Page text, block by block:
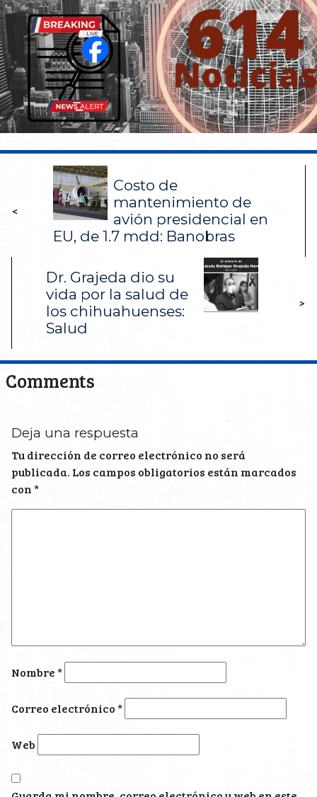
<
Costo de
mantenimiento de
avión presidencial en
EU, de 1.7 mdd: Banobras
Dr. Grajeda dio su
vida por la salud de
los chihuahuenses:
Salud
>
Comments
Deja una respuesta
Tu dirección de correo electrónico no será
publicada. Los campos obligatorios están marcados
con*
Nombre*
Correo electrónico*
Web